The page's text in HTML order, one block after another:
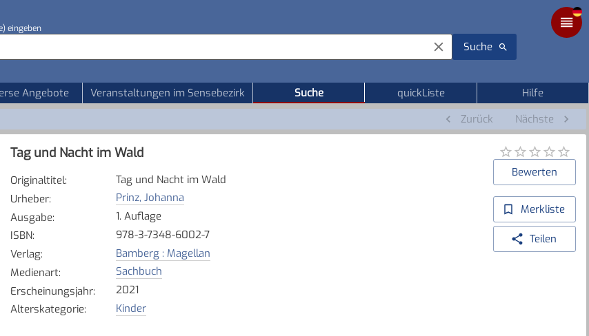
eingeben
Suche
Angebote Veranstaltungen im Sensebezirk Suche quickListe
Hilfe
Zurück Nächste
Tag und Nacht im Wald
Originaltitel:
Tag und Nacht im Wald
Urheber:
Prinz, Johanna
Ausgabe:
1. Auflage
ISBN:
978-3-7348-6002-7
Verlag:
Bamberg : Magellan
Medienart:
Sachbuch
Erscheinungsjahr:
2021
Alterskategorie: Kinder
Bewerten
Merkliste
Teilen